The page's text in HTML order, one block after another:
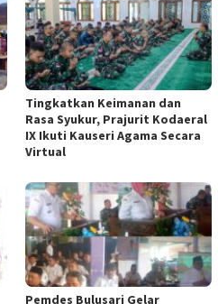
Tingkatkan Keimanan dan
Rasa Syukur, Prajurit Kodaeral
IX Ikuti Kauseri Agama Secara
Virtual
Pemdes Bulusari Gelar